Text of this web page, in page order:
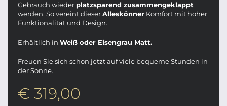
Gebrauch wieder platzsparend zusammengeklappt
werden. So vereint dieserAlleskönner Komfort mit hoher
Funktionalität und Design.
Erhältlich in Weiß oder Eisengrau Matt.
Freuen Sie sich schon jetzt auf viele bequeme Stunden in
der Sonne.
€ 319,00